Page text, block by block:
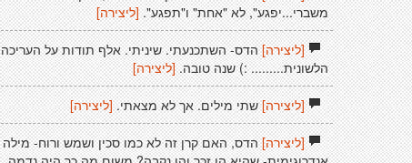
משברי...יפגע", לא "אחת" ו"תפגע". [ליצירה]
[ליצירה]הדס- השתכנעתי. שיניתי. אלף תודות על העריכה
הלשונית......... :) שנה טובה. [ליצירה]
[ליצירה]שתי מילים. אך לא מצאתי.[ליצירה]
[ליצירה]הדס, האם קרן זה לא כמו סכין ושמש ורוח- מילה